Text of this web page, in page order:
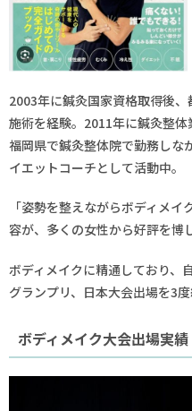
2003年に鍼灸国家資格取得後
施術を経験。2011年に鍼灸整体
福岡県で鍼灸整体院で勤務しな
イエットコーチとして活動中。
「姿勢を整えながらボディメ
容が、多くの女性から好評を博
ボディメイクに精通しており、
グランプリ、日本大会出場を3度
ボディメイク大会出場実績